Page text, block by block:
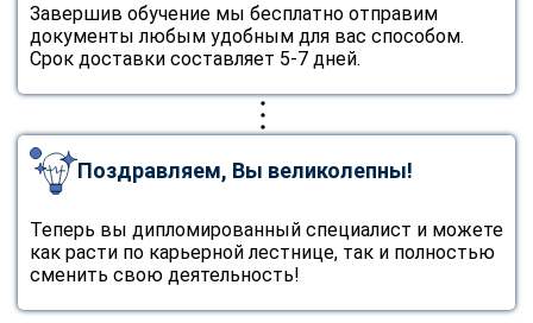
Завершив обучение мы бесплатно отправим
документы любым удобным для вас способом.
Срок доставки составляет 5-7 дней.
Поздравляем, Вы великолепны!
Теперь вы дипломированный специалист и можете
как расти по карьерной лестнице, так и полностью
сменить свою деятельность!